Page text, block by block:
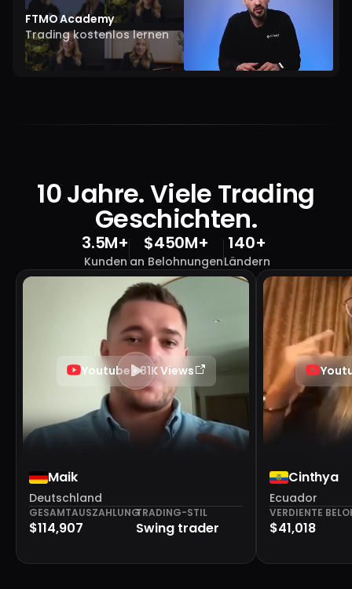
FTMO Academy
Trading kostenlos lernen
10 Jahre. Viele Trading
Geschichten.
3.5M+
Kunden
$450M+
an Belohnungen
140+
Ländern
Youtube • 81K Views
Maik
Deutschland
GESAMTAUSZAHLUNG
$114,907
TRADING-STIL
Swing trader
Cinthya
Ecuador
VERDIENTE
$41,018